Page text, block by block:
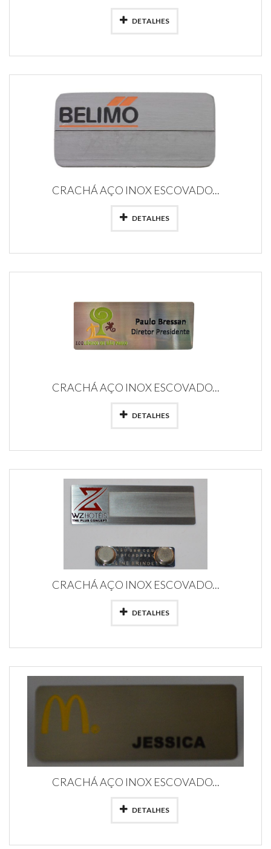
DETALHES
CRACHÁ AÇO INOX ESCOVADO...
DETALHES
CRACHÁ AÇO INOX ESCOVADO...
DETALHES
CRACHÁ AÇO INOX ESCOVADO...
DETALHES
CRACHÁ AÇO INOX ESCOVADO...
DETALHES